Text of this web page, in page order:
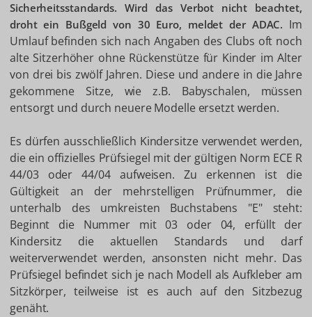
Sicherheitsstandards. Wird das Verbot nicht beachtet,
droht ein Bußgeld von 30 Euro, meldet der ADAC. Im
Umlauf befinden sich nach Angaben des Clubs oft noch
alte Sitzerhöher ohne Rückenstütze für Kinder im Alter
von drei bis zwölf Jahren. Diese und andere in die Jahre
gekommene Sitze, wie z.B. Babyschalen, müssen
entsorgt und durch neuere Modelle ersetzt werden.
Es dürfen ausschließlich Kindersitze verwendet werden,
die ein offizielles Prüfsiegel mit der gültigen Norm ECE R
44/03 oder 44/04 aufweisen. Zu erkennen ist die
Gültigkeit an der mehrstelligen Prüfnummer, die
unterhalb des umkreisten Buchstabens "E" steht:
Beginnt die Nummer mit 03 oder 04, erfüllt der
Kindersitz die aktuellen Standards und darf
weiterverwendet werden, ansonsten nicht mehr. Das
Prüfsiegel befindet sich je nach Modell als Aufkleber am
Sitzkörper, teilweise ist es auch auf den Sitzbezug
genäht.